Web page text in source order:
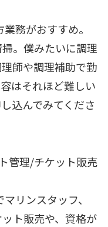
務がおすすめ。
。僕みたいに調理
師や調理補助で勤
はそれほど難しい
込んでみてくださ
管理/チケット販売
リンスタッフ、
ト販売や、資格が